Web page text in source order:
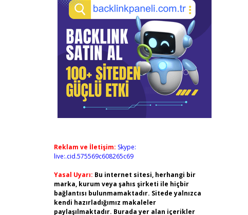
Reklam ve İletişim: Skype:
live:.cid.575569c608265c69
Yasal Uyarı: Bu internet sitesi, herhangi bir
marka, kurum veya şahıs şirketi ile hiçbir
bağlantısı bulunmamaktadır. Sitede yalnızca
kendi hazırladığımız makaleler
paylaşılmaktadır. Burada yer alan içerikler